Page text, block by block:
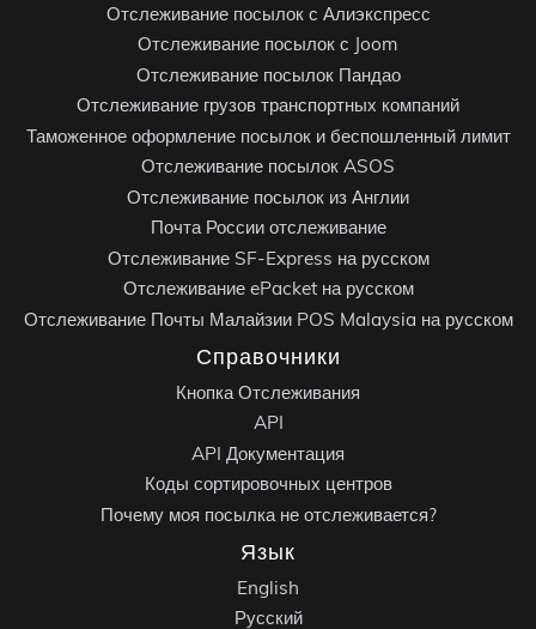
Отслеживание посылок с Алиэкспресс
Отслеживание посылок с Joom
Отслеживание посылок Пандао
Отслеживание грузов транспортных компаний
Таможенное оформление посылок и беспошленный лимит
Отслеживание посылок ASOS
Отслеживание посылок из Англии
Почта России отслеживание
Отслеживание SF-Express на русском
Отслеживание ePacket на русском
Отслеживание Почты Малайзии POS Malaysia на русском
Справочники
Кнопка Отслеживания
API
API Документация
Коды сортировочных центров
Почему моя посылка не отслеживается?
Язык
English
Русский